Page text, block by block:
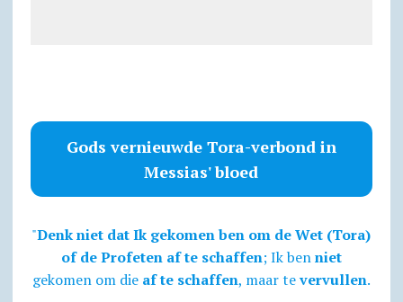
Gods vernieuwde Tora-verbond in
Messias' bloed
"Denk niet dat Ik gekomen ben om de Wet (Tora)
of de Profeten af te schaffen; Ik benniet
gekomen om die af te schaffen, maar tevervullen.